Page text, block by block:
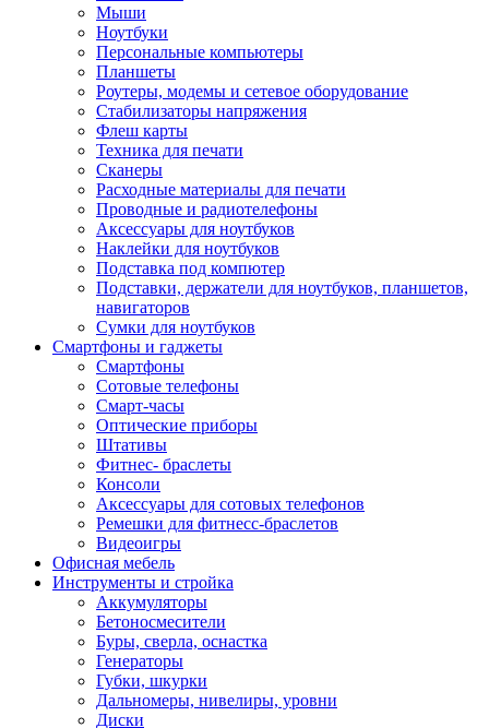
Мыши
Ноутбуки
Персональные компьютеры
Планшеты
Роутеры, модемы и сетевое оборудование
Стабилизаторы напряжения
Флеш карты
Техника для печати
Сканеры
Расходные материалы для печати
Проводные и радиотелефоны
Аксессуары для ноутбуков
Наклейки для ноутбуков
Подставка под компютер
Подставки, держатели для ноутбуков, планшетов,
навигаторов
Сумки для ноутбуков
Смартфоны и гаджеты
Смартфоны
Сотовые телефоны
Смарт-часы
Оптические приборы
Штативы
Фитнес- браслеты
Консоли
Аксессуары для сотовых телефонов
Ремешки для фитнесс-браслетов
Видеоигры
Офисная мебель
Инструменты и стройка
Аккумуляторы
Бетоносмесители
Буры, сверла, оснастка
Генераторы
Губки, шкурки
Дальномеры, нивелиры, уровни
Диски